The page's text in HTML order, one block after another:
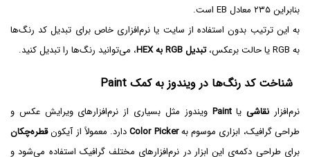
بنابراین ۲۳۵ معادل EB است.
به این ترتیب بدون استفاده از سایت یا نرم‌افزاری خاص برای تبدیل کد رنگ‌ها
به RGB یا حالت برعکس،
تبدیل RGB‌ به HEX ، می‌توانید رنگ‌ها را تبدیل کنید.
شناخت کد رنگ‌ها در ویندوز به کمک Paint
نرم‌افزار نقاشییاPaint ویندوز مثل بسیاری از نرم‌افزارهای ویرایش عکس و
طراحی گرافیک، ابزاری موسوم بهColor Pickerدارد. معمولاً از آیکونقطره‌چکان
برای طراحی دکمه‌ی این ابزار در نرم‌افزارهای مختلف گرافیک استفاده می‌شود و